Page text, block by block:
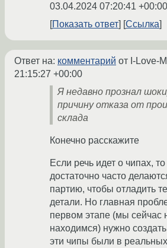
03.04.2024 07:20:41 +00:00
Показать ответ
Ссылка
Ответ на: комментарий от I-Love-
21:15:27 +00:00
Я недавно прознал
причину отказа от
склада
Конечно расскажите
Если речь идет о чипах,
достаточно часто
партию, чтобы отладить
детали. Но главная
первом этапе (мы сейчас
находимся) нужно
эти чипы были в